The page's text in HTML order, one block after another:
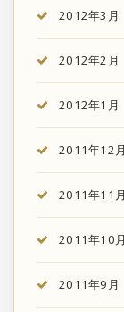
2012年3月
2012年2月
2012年1月
2011年12月
2011年11月
2011年10月
2011年9月